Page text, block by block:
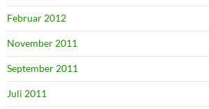
Februar 2012
November 2011
September 2011
Juli 2011